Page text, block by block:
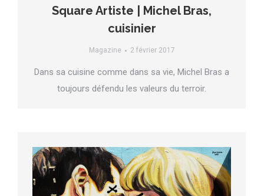
Square Artiste | Michel Bras,
cuisinier
Magazine 2 février 2017
Dans sa cuisine comme dans sa vie, Michel Bras a
toujours défendu les valeurs du terroir.